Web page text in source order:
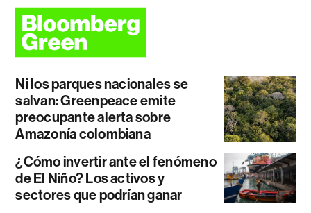
Ni los parques nacionales se
salvan: Greenpeace emite
preocupante alerta sobre
Amazonía colombiana
¿Cómo invertir ante el fenómeno
de El Niño? Los activos y
sectores que podrían ganar